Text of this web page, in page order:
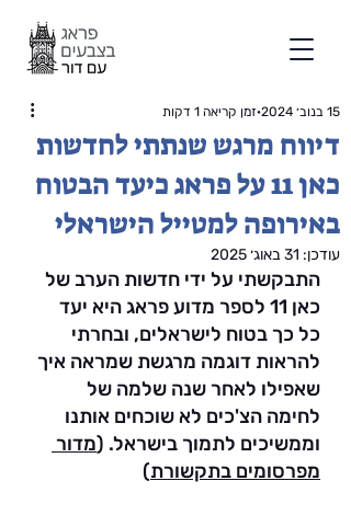
דיווח מרגש שנתתי לחדשות
כאן 11 על פראג כיעד הבטוח
באירופה למטייל הישראלי
15 בנוב׳ 2024 זמן קריאה 1 דקות
עודכן: 31 באוג׳ 2025
התבקשתי על ידי חדשות הערב של
כאן 11 לספר מדוע פראג היא יעד
כל כך בטוח לישראלים, ובחרתי
להראות דוגמה מרגשת שמראה איך
שאפילו לאחר שנה שלמה של
לחימה הצ'כים לא שוכחים אותנו
וממשיכים לתמוך בישראל. (מדור
מפרסומים בתקשורת)